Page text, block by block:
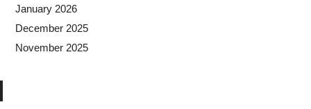
January 2026
December 2025
November 2025